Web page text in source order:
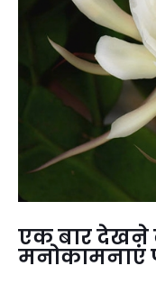
एक बार देखने
मनोकामनाएं